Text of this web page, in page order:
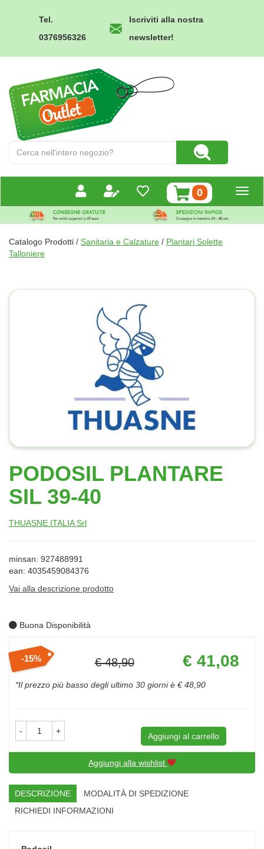
Tel.
0376956326
Iscriviti alla nostra
newsletter!
Outlet
Prodotto
Cerca Prodotto
0prodotti
inseriti
Catalogo Prodotti / Sanitaria e Calzature / Plantari Solette
Talloniere
PODOSIL PLANTARE
SIL 39-40
THUASNE ITALIA Srl
minsan: 927488991
ean: 4035459084376
Vai alla descrizione prodotto
Buona Disponibilità
Sconto
del
15% € 48,90
Prezzo
scontato
€ 41,08
*Il prezzo più basso degli ultimo 30 giorni è € 48,90
- +
Aggiungi al carrello
Aggiungi alla wishlist
DESCRIZIONE
MODALITÀ DI SPEDIZIONE
RICHIEDI INFORMAZIONI